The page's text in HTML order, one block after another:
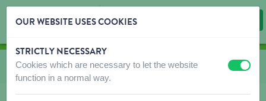
Skip content
Skip language choice
Vous êtes ici:
de Nourriture aux œufs
OUR WEBSITE USES COOKIES
STRICTLY NECESSARY
Cookies which are necessary to let the website
function in a normal way.
off on